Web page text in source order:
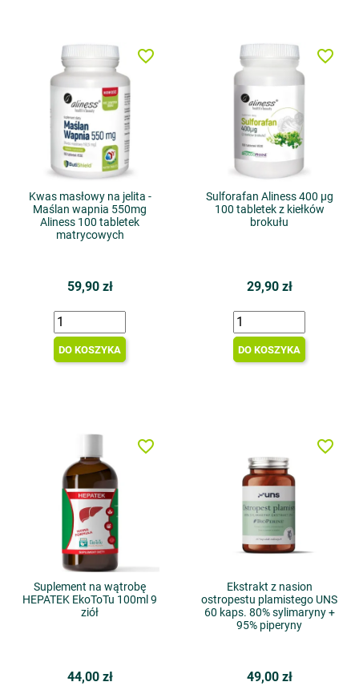
Kwas masłowy na jelita -
Maślan wapnia 550mg
Aliness 100 tabletek
matrycowych
59,90 zł
DO KOSZYKA
favorite_border
Sulforafan Aliness 400 µg
100 tabletek z kiełków
brokułu
29,90 zł
DO KOSZYKA
favorite_border
Suplement na wątrobę
HEPATEK EkoToTu 100ml 9
ziół
44,00 zł
favorite_border
Ekstrakt z nasion
ostropestu plamistego UNS
60 kaps. 80% sylimaryny +
95% piperyny
49,00 zł
favorite_border